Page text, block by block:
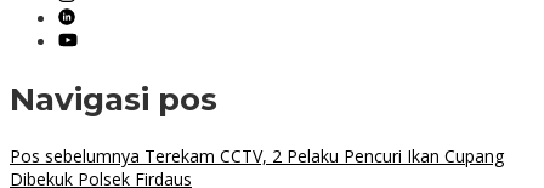
Navigasi pos
Pos sebelumnya Terekam CCTV, 2 Pelaku Pencuri Ikan Cupang
Dibekuk Polsek Firdaus